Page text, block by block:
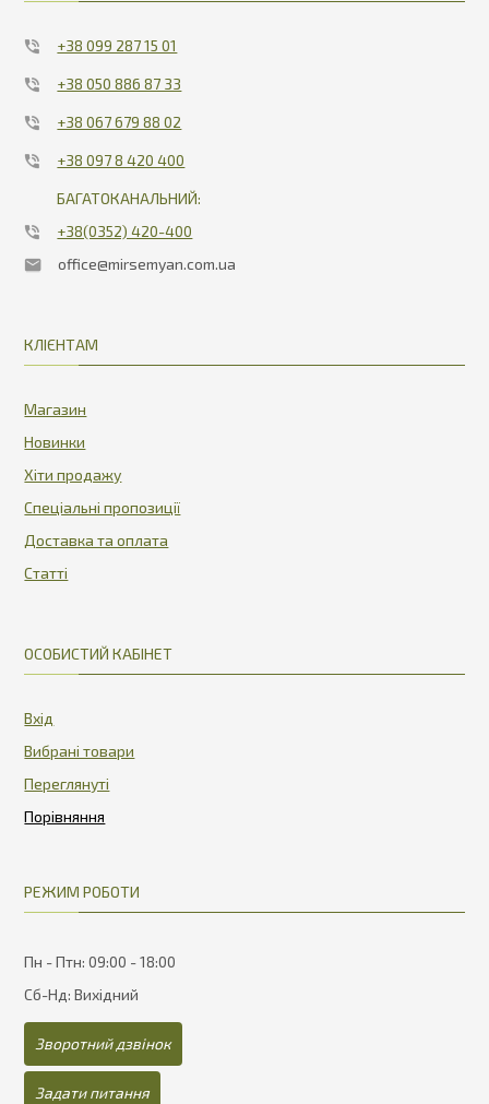
+38 099 287 15 01
+38 050 886 87 33
+38 067 679 88 02
+38 097 8 420 400
БАГАТОКАНАЛЬНИЙ:
+38(0352) 420-400
office@mirsemyan.com.ua
КЛІЄНТАМ
Магазин
Новинки
Хіти продажу
Спеціальні пропозиції
Доставка та оплата
Статті
ОСОБИСТИЙ КАБІНЕТ
Вхід
Вибрані товари
Переглянуті
РЕЖИМ РОБОТИ
Пн - Птн: 09:00 - 18:00
Сб-Нд: Вихідний
Зворотний дзвінок
Задати питання